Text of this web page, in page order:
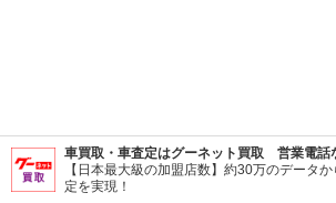
車買取・車査定はグーネット買取 営業電話
【日本最大級の加盟店数】約30万のデータ
定を実現！